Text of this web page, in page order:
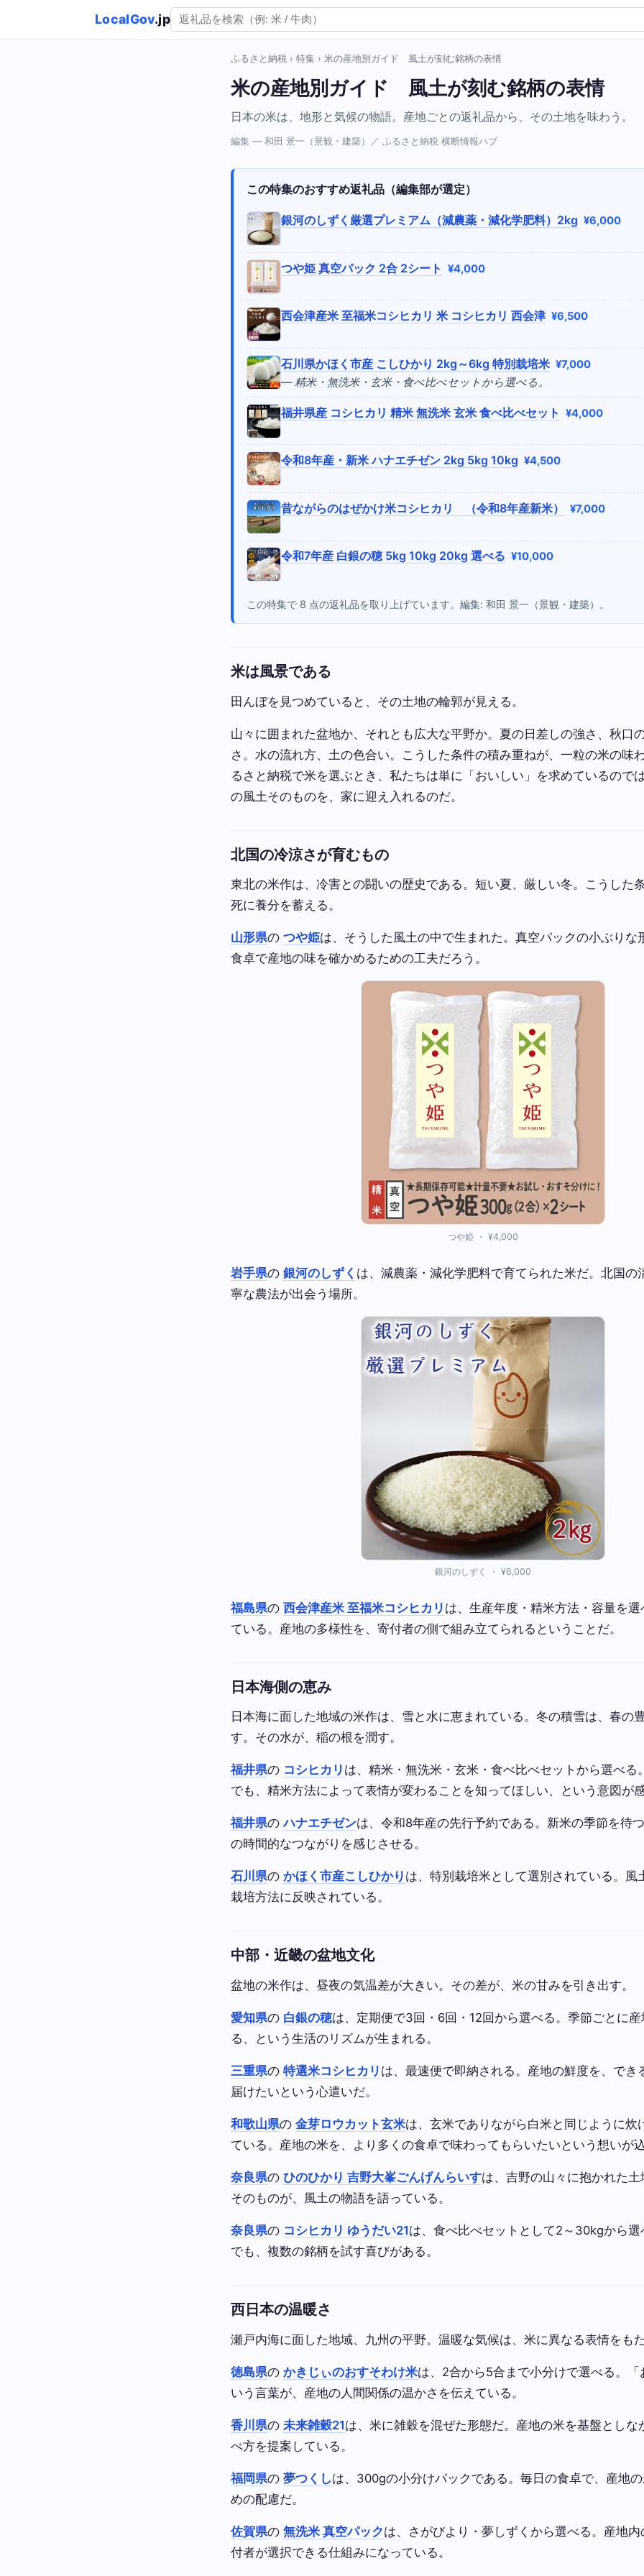
LocalGov.jp
ふるさと納税 ›特集 › 米の産地別ガイド 風土が刻む銘柄の表情
米の産地別ガイド 風土が刻む銘柄の表情
日本の米は、地形と気候の物語。産地ごとの返礼品から、その土地を味わう。
編集 — 和田 景一（景観・建築）／ ふるさと納税 横断情報ハブ
この特集のおすすめ返礼品（編集部が選定）
銀河のしずく厳選プレミアム（減農薬・減化学肥料）2kg ¥6,000
つや姫 真空パック 2合 2シート ¥4,000
西会津産米 至福米コシヒカリ 米 コシヒカリ 西会津 ¥6,500
石川県かほく市産 こしひかり 2kg～6kg 特別栽培米 ¥7,000
— 精米・無洗米・玄米・食べ比べセットから選べる。
福井県産 コシヒカリ 精米 無洗米 玄米 食べ比べセット ¥4,000
令和8年産・新米 ハナエチゼン 2kg 5kg 10kg ¥4,500
昔ながらのはぜかけ米コシヒカリ （令和8年産新米） ¥7,000
令和7年産 白銀の穂 5kg 10kg 20kg 選べる ¥10,000
この特集で 8 点の返礼品を取り上げています。編集: 和田 景一（景観・建築）。
米は風景である
田んぼを見つめていると、その土地の輪郭が見える。
山々に囲まれた盆地か、それとも広大な平野か。夏の日差しの強さ、秋口
さ。水の流れ方、土の色合い。こうした条件の積み重ねが、一粒の米の味
るさと納税で米を選ぶとき、私たちは単に「おいしい」を求めているので
の風土そのものを、家に迎え入れるのだ。
北国の冷涼さが育むもの
東北の米作は、冷害との闘いの歴史である。短い夏、厳しい冬。こうした
死に養分を蓄える。
山形県のつや姫は、そうした風土の中で生まれた。真空パックの小ぶりな
食卓で産地の味を確かめるための工夫だろう。
つや姫 ・ ¥4,000
岩手県の銀河のしずく は、減農薬・減化学肥料で育てられた米だ。北国の
寧な農法が出会う場所。
銀河のしずく ・ ¥6,000
福島県の西会津産米 至福米コシヒカリ は、生産年度・精米方法・容量を選
ている。産地の多様性を、寄付者の側で組み立てられるということだ。
日本海側の恵み
日本海に面した地域の米作は、雪と水に恵まれている。冬の積雪は、春の
す。その水が、稲の根を潤す。
福井県の コシヒカリ は、精米・無洗米・玄米・食べ比べセットから選べる
でも、精米方法によって表情が変わることを知ってほしい、という意図が感
福井県のハナエチゼンは、令和8年産の先行予約である。新米の季節を待
の時間的なつながりを感じさせる。
石川県のかほく市産こしひかり は、特別栽培米として選別されている。風
栽培方法に反映されている。
中部・近畿の盆地文化
盆地の米作は、昼夜の気温差が大きい。その差が、米の甘みを引き出す。
愛知県の 白銀の穂は、定期便で3回・6回・12回から選べる。季節ごとに産
る、という生活のリズムが生まれる。
三重県の特選米コシヒカリ は、最速便で即納される。産地の鮮度を、でき
届けたいという心遣いだ。
和歌山県の金芽ロウカット玄米は、玄米でありながら白米と同じように炊
ている。産地の米を、より多くの食卓で味わってもらいたいという想いが
奈良県のひのひかり 吉野大峯ごんげんらいすは、吉野の山々に抱かれた土
そのものが、風土の物語を語っている。
奈良県の コシヒカリ ゆうだい21は、食べ比べセットとして2～30kgから
でも、複数の銘柄を試す喜びがある。
西日本の温暖さ
瀬戸内海に面した地域、九州の平野。温暖な気候は、米に異なる表情をもた
徳島県のかきじぃのおすそわけ米は、2合から5合まで小分けで選べる。「
いう言葉が、産地の人間関係の温かさを伝えている。
香川県の 未来雑穀21は、米に雑穀を混ぜた形態だ。産地の米を基盤としな
べ方を提案している。
福岡県の夢つくしは、300gの小分けパックである。毎日の食卓で、産地
めの配慮だ。
佐賀県の無洗米 真空パックは、さがびより・夢しずくから選べる。産地
付者が選択できる仕組みになっている。